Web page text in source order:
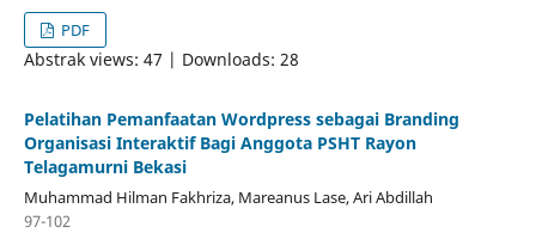
PDF
Abstrak views: 47 | Downloads: 28
Pelatihan Pemanfaatan Wordpress sebagai Branding
Organisasi Interaktif Bagi Anggota PSHT Rayon
Telagamurni Bekasi
Muhammad Hilman Fakhriza, Mareanus Lase, Ari Abdillah
97-102